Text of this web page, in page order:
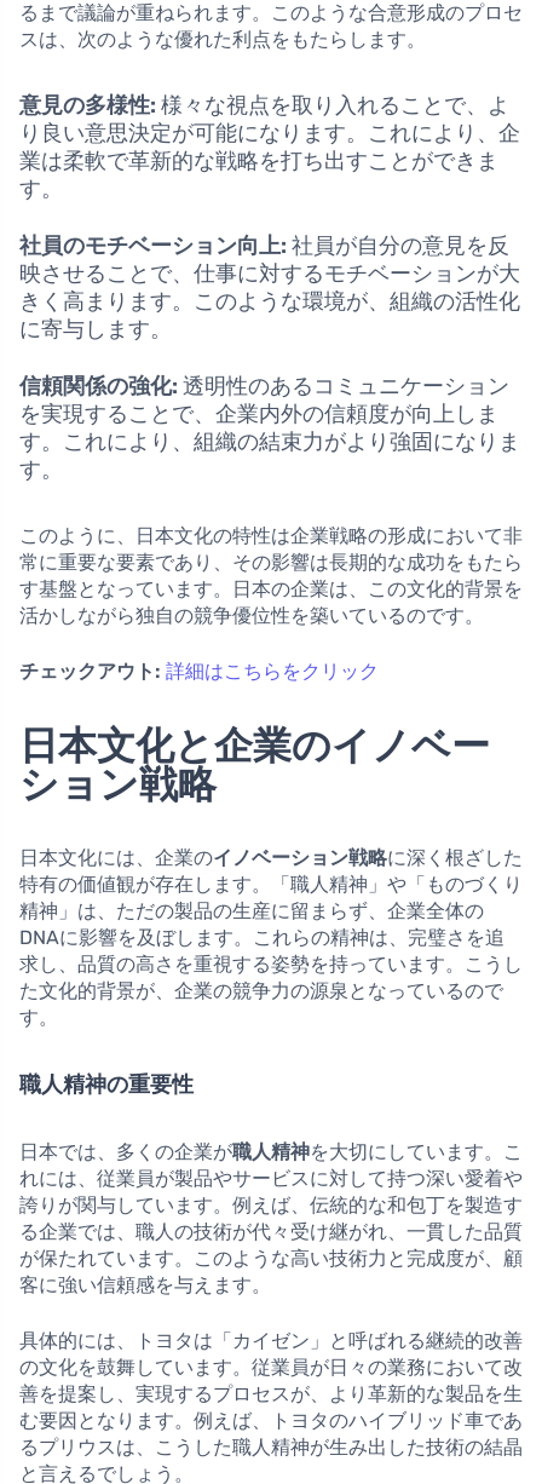
るまで議論が重ねられます。このような合意形成のプロセ
スは、次のような優れた利点をもたらします。
意見の多様性: 様々な視点を取り入れることで、よ
り良い意思決定が可能になります。これにより、企
業は柔軟で革新的な戦略を打ち出すことができま
す。
社員のモチベーション向上: 社員が自分の意見を反
映させることで、仕事に対するモチベーションが大
きく高まります。このような環境が、組織の活性化
に寄与します。
信頼関係の強化: 透明性のあるコミュニケーション
を実現することで、企業内外の信頼度が向上しま
す。これにより、組織の結束力がより強固になりま
す。
このように、日本文化の特性は企業戦略の形成において非
常に重要な要素であり、その影響は長期的な成功をもたら
す基盤となっています。日本の企業は、この文化的背景を
活かしながら独自の競争優位性を築いているのです。
チェックアウト: 詳細はこちらをクリック
日本文化と企業のイノベー
ション戦略
日本文化には、企業のイノベーション戦略に深く根ざした
特有の価値観が存在します。「職人精神」や「ものづくり
精神」は、ただの製品の生産に留まらず、企業全体の
DNAに影響を及ぼします。これらの精神は、完璧さを追
求し、品質の高さを重視する姿勢を持っています。こうし
た文化的背景が、企業の競争力の源泉となっているので
す。
職人精神の重要性
日本では、多くの企業が職人精神を大切にしています。こ
れには、従業員が製品やサービスに対して持つ深い愛着や
誇りが関与しています。例えば、伝統的な和包丁を製造す
る企業では、職人の技術が代々受け継がれ、一貫した品質
が保たれています。このような高い技術力と完成度が、顧
客に強い信頼感を与えます。
具体的には、トヨタは「カイゼン」と呼ばれる継続的改善
の文化を鼓舞しています。従業員が日々の業務において改
善を提案し、実現するプロセスが、より革新的な製品を生
む要因となります。例えば、トヨタのハイブリッド車であ
るプリウスは、こうした職人精神が生み出した技術の結晶
と言えるでしょう。